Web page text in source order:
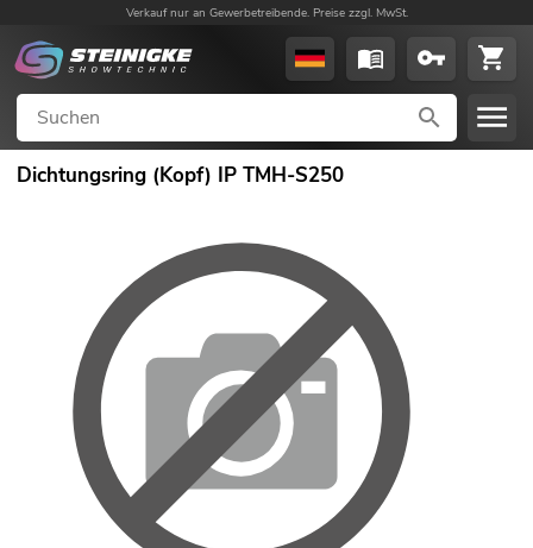
Verkauf nur an Gewerbetreibende. Preise zzgl. MwSt.
Dichtungsring (Kopf) IP TMH-S250